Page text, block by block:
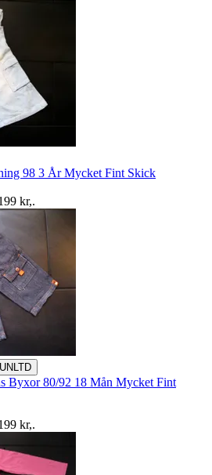
98 3 År Mycket Fint Skick
kr,.
Byxor 80/92 18 Mån Mycket Fint
kr,.